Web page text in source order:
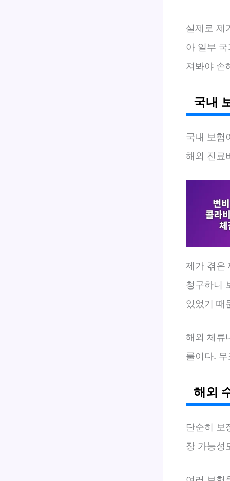
실제로 제
아 일부
져봐야 손
국내
국내 보험
해외 진료
제가 겪은
청구하니
있었기 때
해외 체류
룰이다.
해외
단순히 보
장 가능성